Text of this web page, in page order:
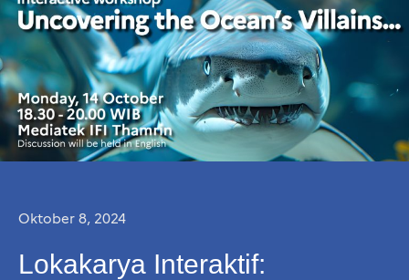
Oktober 8, 2024
Lokakarya Interaktif: